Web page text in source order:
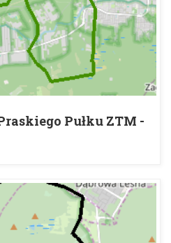
Pułku ZTM -